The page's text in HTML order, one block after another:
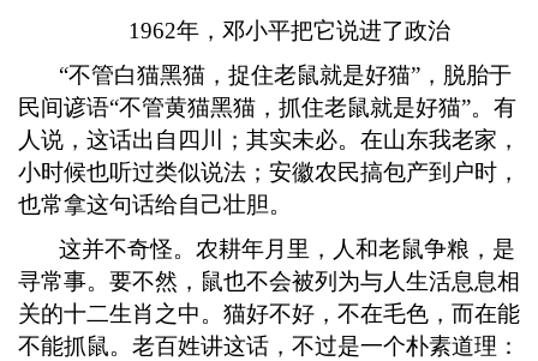
1962年，邓小平把它说进了政治
“不管白猫黑猫，捉住老鼠就是好猫”，脱胎于
民间谚语“不管黄猫黑猫，抓住老鼠就是好猫”。有
人说，这话出自四川；其实未必。在山东我老家，
小时候也听过类似说法；安徽农民搞包产到户时，
也常拿这句话给自己壮胆。
这并不奇怪。农耕年月里，人和老鼠争粮，是
寻常事。要不然，鼠也不会被列为与人生活息息相
关的十二生肖之中。猫好不好，不在毛色，而在能
不能抓鼠。老百姓讲这话，不过是一个朴素道理：